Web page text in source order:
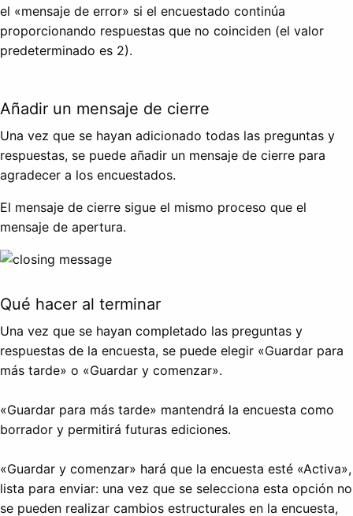
el «mensaje de error» si el encuestado continúa
proporcionando respuestas que no coinciden (el valor
predeterminado es 2).
Añadir un mensaje de cierre
Una vez que se hayan adicionado todas las preguntas y
respuestas, se puede añadir un mensaje de cierre para
agradecer a los encuestados.
El mensaje de cierre sigue el mismo proceso que el
mensaje de apertura.
Qué hacer al terminar
Una vez que se hayan completado las preguntas y
respuestas de la encuesta, se puede elegir «Guardar para
más tarde» o «Guardar y comenzar».
«Guardar para más tarde» mantendrá la encuesta como
borrador y permitirá futuras ediciones.
«Guardar y comenzar» hará que la encuesta esté «Activa»,
lista para enviar: una vez que se selecciona esta opción no
se pueden realizar cambios estructurales en la encuesta,